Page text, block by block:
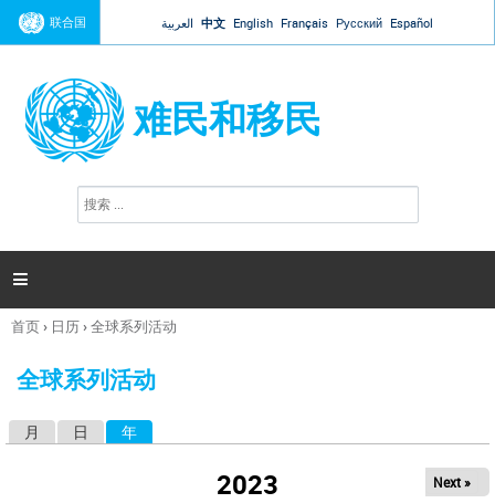
Jump to navigation
联合国 العربية 中文 English Français Русский Español
难民和移民
搜
索

你
这
首页› 日历›全球系列活动
全球系列活动
月 日 年
2023 Next »